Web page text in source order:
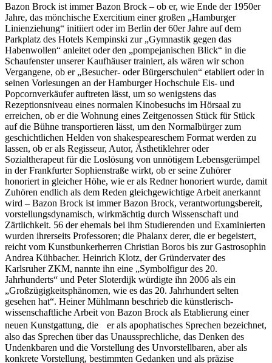
Bazon Brock ist immer Bazon Brock – ob er, wie Ende der 1950er
Jahre, das mönchische Exercitium einer großen „Hamburger
Linienziehung“ initiiert oder im Berlin der 60er Jahre auf dem
Parkplatz des Hotels Kempinski zur „Gymnastik gegen das
Habenwollen“ anleitet oder den „pompejanischen Blick“ in die
Schaufenster unserer Kaufhäuser trainiert, als wären wir schon
Vergangene, ob er „Besucher- oder Bürgerschulen“ etabliert oder in
seinen Vorlesungen an der Hamburger Hochschule Eis- und
Popcornverkäufer auftreten lässt, um so wenigstens das
Rezeptionsniveau eines normalen Kinobesuchs im Hörsaal zu
erreichen, ob er die Wohnung eines Zeitgenossen Stück für Stück
auf die Bühne transportieren lässt, um den Normalbürger zum
geschichtlichen Helden von shakespeareschem Format werden zu
lassen, ob er als Regisseur, Autor, Ästhetiklehrer oder
Sozialtherapeut für die Loslösung von unnötigem Lebensgerümpel
in der Frankfurter Sophienstraße wirkt, ob er seine Zuhörer
honoriert in gleicher Höhe, wie er als Redner honoriert wurde, damit
Zuhören endlich als dem Reden gleichgewichtige Arbeit anerkannt
wird – Bazon Brock ist immer Bazon Brock, verantwortungsbereit,
vorstellungsdynamisch, wirkmächtig durch Wissenschaft und
Zärtlichkeit. 56 der ehemals bei ihm Studierenden und Examinierten
wurden ihrerseits Professoren; die Phalanx derer, die er begeistert,
reicht vom Kunstbunkerherren Christian Boros bis zur Gastrosophin
Andrea Kühbacher. Heinrich Klotz, der Gründervater des
Karlsruher ZKM, nannte ihn eine „Symbolfigur des 20.
Jahrhunderts“ und Peter Sloterdijk würdigte ihn 2006 als ein
„Großzügigkeitsphänomen, wie es das 20. Jahrhundert selten
gesehen hat“. Heiner Mühlmann beschrieb die künstlerisch-
wissenschaftliche Arbeit von Bazon Brock als Etablierung einer
neuen Kunstgattung, die er als apophatisches Sprechen bezeichnet,
also das Sprechen über das Unaussprechliche, das Denken des
Undenkbaren und die Vorstellung des Unvorstellbaren, aber als
konkrete Vorstellung, bestimmten Gedanken und als präzise